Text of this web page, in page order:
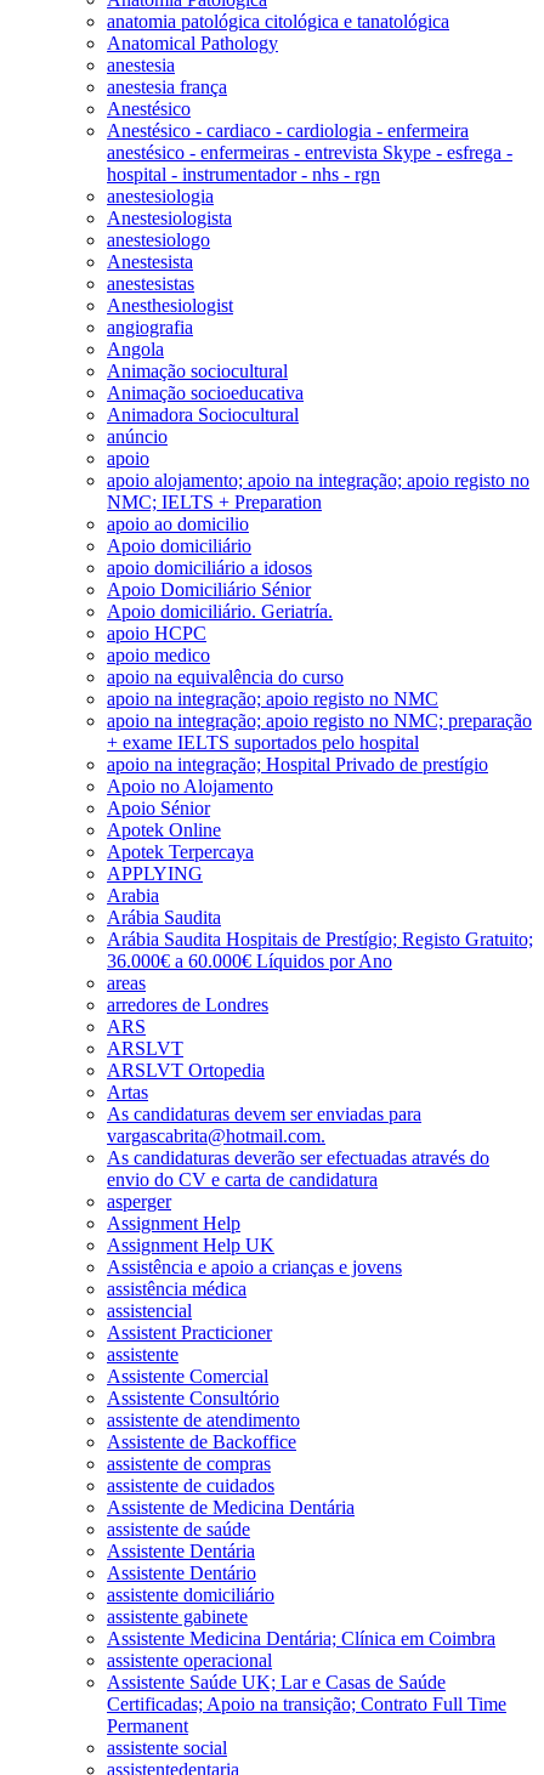
anatomia patológica citológica e tanatológica
Anatomical Pathology
anestesia
anestesia frança
Anestésico
Anestésico - cardiaco - cardiologia - enfermeira
anestésico - enfermeiras - entrevista Skype - esfrega -
hospital - instrumentador - nhs - rgn
anestesiologia
Anestesiologista
anestesiologo
Anestesista
anestesistas
Anesthesiologist
angiografia
Angola
Animação sociocultural
Animação socioeducativa
Animadora Sociocultural
anúncio
apoio
apoio alojamento; apoio na integração; apoio registo no
NMC; IELTS + Preparation
apoio ao domicilio
Apoio domiciliário
apoio domiciliário a idosos
Apoio Domiciliário Sénior
Apoio domiciliário. Geriatría.
apoio HCPC
apoio medico
apoio na equivalência do curso
apoio na integração; apoio registo no NMC
apoio na integração; apoio registo no NMC; preparação
+ exame IELTS suportados pelo hospital
apoio na integração; Hospital Privado de prestígio
Apoio no Alojamento
Apoio Sénior
Apotek Online
Apotek Terpercaya
APPLYING
Arabia
Arábia Saudita
Arábia Saudita Hospitais de Prestígio; Registo Gratuito;
36.000€ a 60.000€ Líquidos por Ano
areas
arredores de Londres
ARS
ARSLVT
ARSLVT Ortopedia
Artas
As candidaturas devem ser enviadas para
vargascabrita@hotmail.com.
As candidaturas deverão ser efectuadas através do
envio do CV e carta de candidatura
asperger
Assignment Help
Assignment Help UK
Assistência e apoio a crianças e jovens
assistência médica
assistencial
Assistent Practicioner
assistente
Assistente Comercial
Assistente Consultório
assistente de atendimento
Assistente de Backoffice
assistente de compras
assistente de cuidados
Assistente de Medicina Dentária
assistente de saúde
Assistente Dentária
Assistente Dentário
assistente domiciliário
assistente gabinete
Assistente Medicina Dentária; Clínica em Coimbra
assistente operacional
Assistente Saúde UK; Lar e Casas de Saúde
Certificadas; Apoio na transição; Contrato Full Time
Permanent
assistente social
assistentedentaria